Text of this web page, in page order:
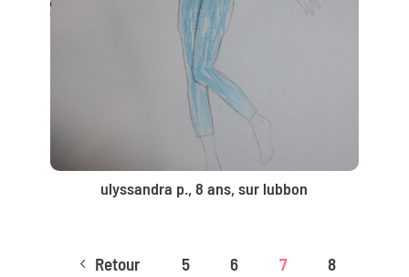
ulyssandra p., 8 ans, sur lubbon
4 Retour 5 6 7 8